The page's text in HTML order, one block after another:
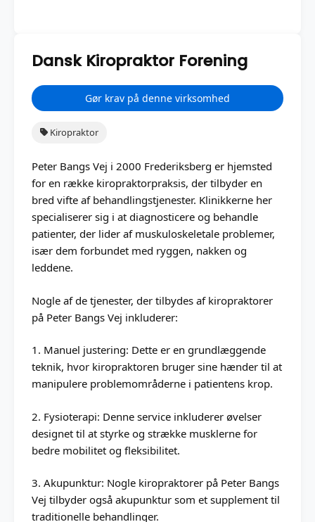
Dansk Kiropraktor Forening
Gør krav på denne virksomhed
Kiropraktor
Peter Bangs Vej i 2000 Frederiksberg er hjemsted
for en række kiropraktorpraksis, der tilbyder en
bred vifte af behandlingstjenester. Klinikkerne her
specialiserer sig i at diagnosticere og behandle
patienter, der lider af muskuloskeletale problemer,
især dem forbundet med ryggen, nakken og
leddene.
Nogle af de tjenester, der tilbydes af kiropraktorer
på Peter Bangs Vej inkluderer:
1. Manuel justering: Dette er en grundlæggende
teknik, hvor kiropraktoren bruger sine hænder til at
manipulere problemområderne i patientens krop.
2. Fysioterapi: Denne service inkluderer øvelser
designet til at styrke og strække musklerne for
bedre mobilitet og fleksibilitet.
3. Akupunktur: Nogle kiropraktorer på Peter Bangs
Vej tilbyder også akupunktur som et supplement til
traditionelle behandlinger.